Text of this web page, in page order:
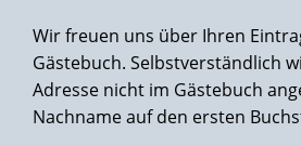
Diese wurde am 09.03. unter
vorgenommen. Dass ich sie relativ
ergehen lassen konnte, lag
vorausgegangenen sehr
Wir freuen uns über Ihren
Gästebuch. Selbstverständlich
Adresse nicht im Gästebuch
Nachname auf den ersten